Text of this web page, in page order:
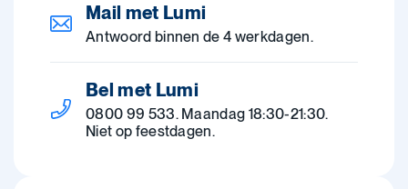
Mail met Lumi
Antwoord binnen de 4 werkdagen.
Bel met Lumi
0800 99 533. Maandag 18:30-21:30.
Niet op feestdagen.